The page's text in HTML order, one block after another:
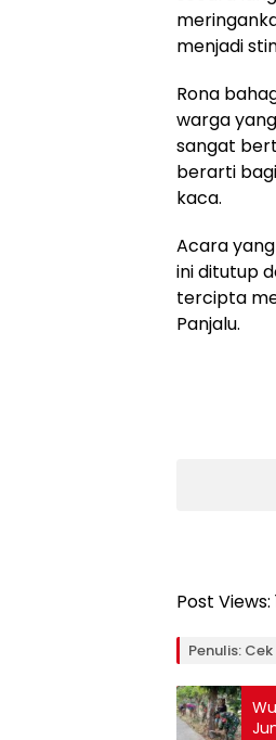
menjadi
Rona
warga
sangat
berarti
kaca.
Acara
ini ditutup
tercipta
Panjalu.
Post Views:
Penulis: Cek